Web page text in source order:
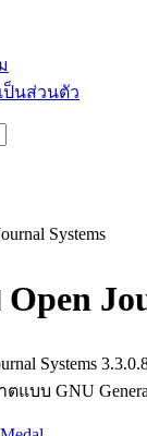
ป็นส่วนตัว
Systems
Systems
บบ GNU General